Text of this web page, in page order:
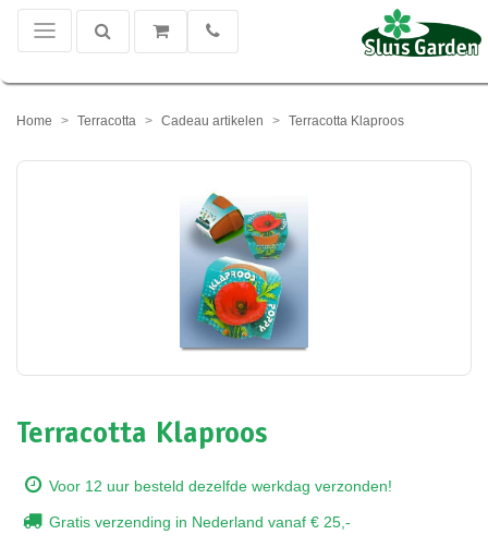
Home Terracotta Cadeau artikelen Terracotta Klaproos
Terracotta Klaproos
Voor 12 uur besteld dezelfde werkdag verzonden!
Gratis verzending in Nederland vanaf € 25,-